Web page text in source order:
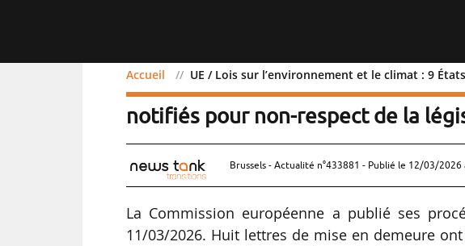
Accueil UE / Lois sur l’environnement et le climat : 9
UE / Lois sur l’environnement et le
notifiés pour non-respect de la
Brussels - Actualité n°433881 - Publié le 12/03/2026
La Commission européenne a publié ses
11/03/2026. Huit lettres de mise en demeure ont